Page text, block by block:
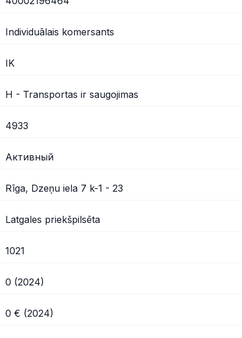
Individuālais komersants
IK
H - Transportas ir saugojimas
4933
Активный
Rīga, Dzeņu iela 7 k-1 - 23
Latgales priekšpilsēta
1021
0 (2024)
0 € (2024)